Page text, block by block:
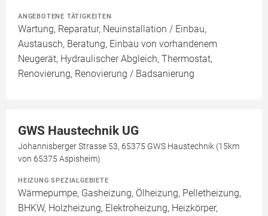
ANGEBOTENE TÄTIGKEITEN
Wartung, Reparatur, Neuinstallation / Einbau,
Austausch, Beratung, Einbau von vorhandenem
Neugerät, Hydraulischer Abgleich, Thermostat,
Renovierung, Renovierung / Badsanierung
GWS Haustechnik UG
Johannisberger Strasse 53, 65375 GWS Haustechnik (15km
von 65375 Aspisheim)
HEIZUNG SPEZIALGEBIETE
Wärmepumpe, Gasheizung, Ölheizung, Pelletheizung,
BHKW, Holzheizung, Elektroheizung, Heizkörper,